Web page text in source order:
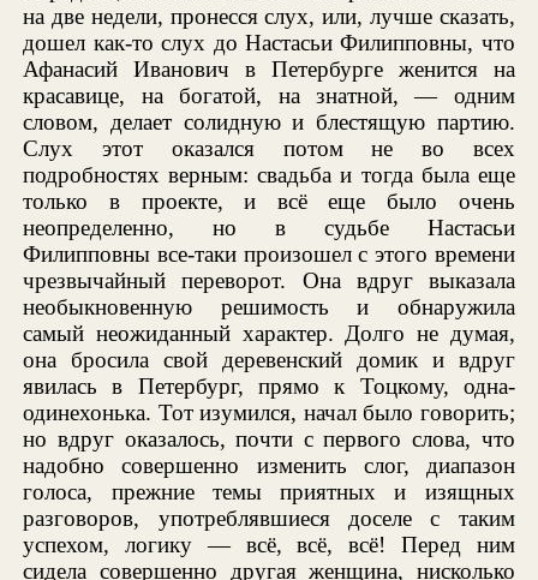
на две недели, пронесся слух, или, лучше сказать,
дошел как-то слух до Настасьи Филипповны, что
Афанасий Иванович в Петербурге женится на
красавице, на богатой, на знатной, — одним
словом, делает солидную и блестящую партию.
Слух этот оказался потом не во всех
подробностях верным: свадьба и тогда была еще
только в проекте, и всё еще было очень
неопределенно, но в судьбе Настасьи
Филипповны все-таки произошел с этого времени
чрезвычайный переворот. Она вдруг выказала
необыкновенную решимость и обнаружила
самый неожиданный характер. Долго не думая,
она бросила свой деревенский домик и вдруг
явилась в Петербург, прямо к Тоцкому, одна-
одинехонька. Тот изумился, начал было говорить;
но вдруг оказалось, почти с первого слова, что
надобно совершенно изменить слог, диапазон
голоса, прежние темы приятных и изящных
разговоров, употреблявшиеся доселе с таким
успехом, логику — всё, всё, всё! Перед ним
сидела совершенно другая женщина, нисколько